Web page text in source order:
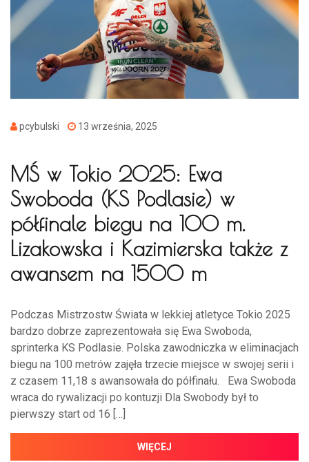
pcybulski 13 września, 2025
MŚ w Tokio 2025: Ewa
Swoboda (KS Podlasie) w
półfinale biegu na 100 m.
Lizakowska i Kazimierska także z
awansem na 1500 m
Podczas Mistrzostw Świata w lekkiej atletyce Tokio 2025
bardzo dobrze zaprezentowała się Ewa Swoboda,
sprinterka KS Podlasie. Polska zawodniczka w eliminacjach
biegu na 100 metrów zajęła trzecie miejsce w swojej serii i
z czasem 11,18 s awansowała do półfinału. Ewa Swoboda
wraca do rywalizacji po kontuzji Dla Swobody był to
pierwszy start od 16 […]
WIĘCEJ